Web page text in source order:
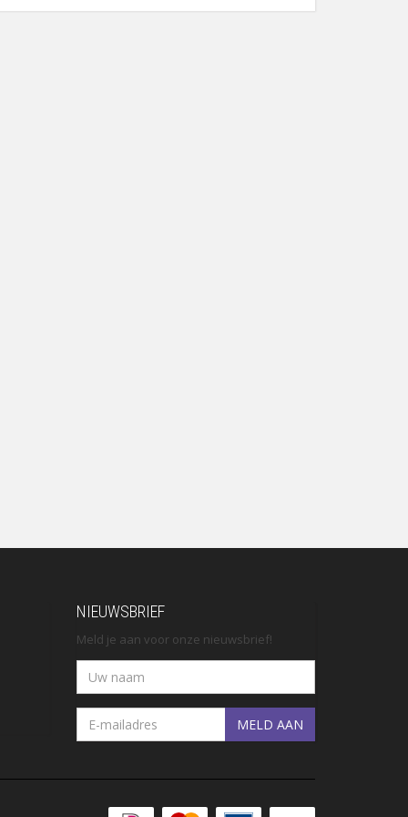
NIEUWSBRIEF
Meld je aan voor onze nieuwsbrief!
MELD AAN